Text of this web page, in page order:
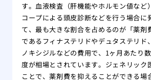
す。血液検査（肝機能やホルモン値など
コープによる頭皮診断などを行う場合に
て、最も大きな割合を占めるのが「薬剤
であるフィナステリドやデュタステリド
ノキシジルなどの費用で、1ヶ月あたり
度が相場とされています。ジェネリック
ことで、薬剤費を抑えることができる場